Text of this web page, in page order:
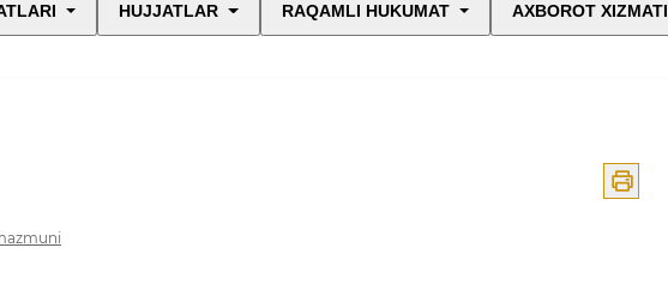
HUJJATLAR RAQAMLI HUKUMAT AXBOROT XIZMATI